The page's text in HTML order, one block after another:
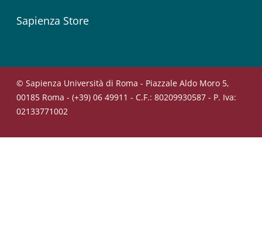
Sapienza Store
© Sapienza Università di Roma - Piazzale Aldo Moro 5,
00185 Roma - (+39) 06 49911 - C.F.: 80209930587 - P. Iva:
02133771002